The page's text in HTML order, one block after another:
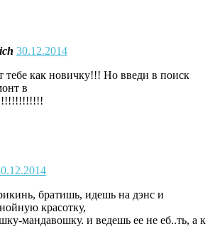
30.12.2014
тебе как новичку!!! Но введи в поиск
в
братишь, идешь на дэнс и
красотку,
мандавошку. и ведешь ее не еб..ть, а к